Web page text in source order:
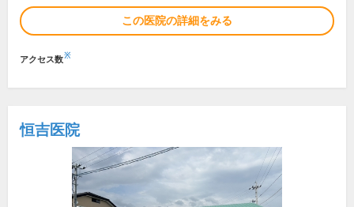
この医院の詳細をみる
アクセス数※
恒吉医院